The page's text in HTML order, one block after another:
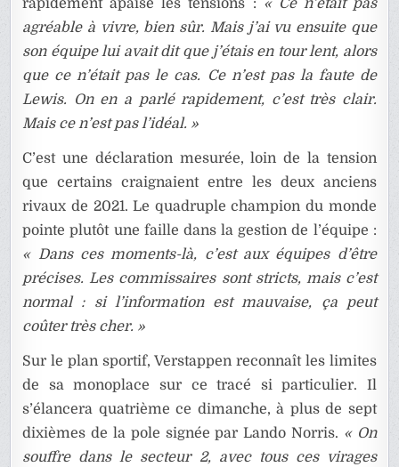
rapidement apaisé les tensions : « Ce n’était pas
agréable à vivre, bien sûr. Mais j’ai vu ensuite que
son équipe lui avait dit que j’étais en tour lent, alors
que ce n’était pas le cas. Ce n’est pas la faute de
Lewis. On en a parlé rapidement, c’est très clair.
Mais ce n’est pas l’idéal. »
C’est une déclaration mesurée, loin de la tension
que certains craignaient entre les deux anciens
rivaux de 2021. Le quadruple champion du monde
pointe plutôt une faille dans la gestion de l’équipe :
« Dans ces moments-là, c’est aux équipes d’être
précises. Les commissaires sont stricts, mais c’est
normal : si l’information est mauvaise, ça peut
coûter très cher. »
Sur le plan sportif, Verstappen reconnaît les limites
de sa monoplace sur ce tracé si particulier. Il
s’élancera quatrième ce dimanche, à plus de sept
dixièmes de la pole signée par Lando Norris. « On
souffre dans le secteur 2, avec tous ces virages